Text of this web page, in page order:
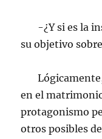
-¿Y si es la
su objetivo
Lógicamente,
en el
protagonismo
otros posibles